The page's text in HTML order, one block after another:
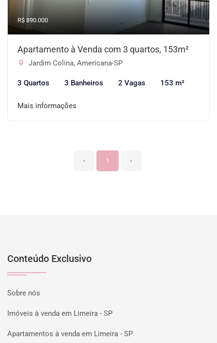
R$ 890.000
Apartamento à Venda com 3 quartos, 153m²
Jardim Colina, Americana-SP
3 Quartos 3 Banheiros 2 Vagas 153 m²
Mais informações
‹ 1 ›
Conteúdo Exclusivo
Sobre nós
Imóveis à venda em Limeira - SP
Apartamentos à venda em Limeira - SP